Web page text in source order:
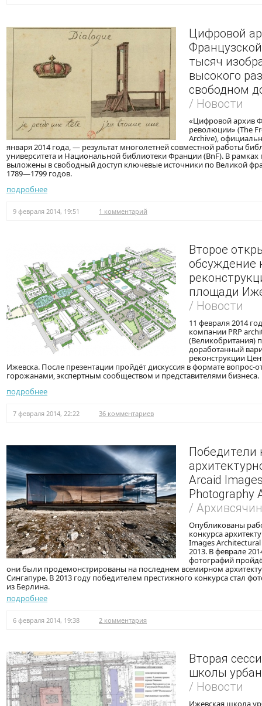
Цифровой
тысяч
высокого
свободном
/ Новости
«Цифровой архив
революции» (The
Archive),
января 2014 года, — результат многолетней совместной работы
университета и Национальной библиотеки Франции (BnF). В
выложены в свободный доступ ключевые источники по Великой
1789—1799 годов.
подробнее
9 февраля 2014, 19:51 1 комментарий
Второе
обсуждение
площади
/ Новости
11 февраля 2014
компании PRP
(Великобритания)
доработанный
реконструкции
Ижевска. После презентации пройдёт дискуссия в формате вопрос-
горожанами, экспертным сообществом и представителями бизнеса.
подробнее
7 февраля 2014, 22:22 36 комментариев
Победители
Arcaid
Photography
/
Опубликованы
конкурса
Images
2013. В феврале
фотографий
они были продемонстрированы на последнем всемирном
Сингапуре. В 2013 году победителем престижного конкурса стал
из Берлина.
подробнее
6 февраля 2014, 19:38 2 комментария
Вторая
школы
/ Новости
Ижевская школа